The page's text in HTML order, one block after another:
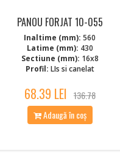
PANOU FORJAT 10-055
Inaltime (mm): 560
Latime (mm): 430
Sectiune (mm): 16x8
Profil: LIs si canelat
68.39 LEI 136.78
Adaugă în coș